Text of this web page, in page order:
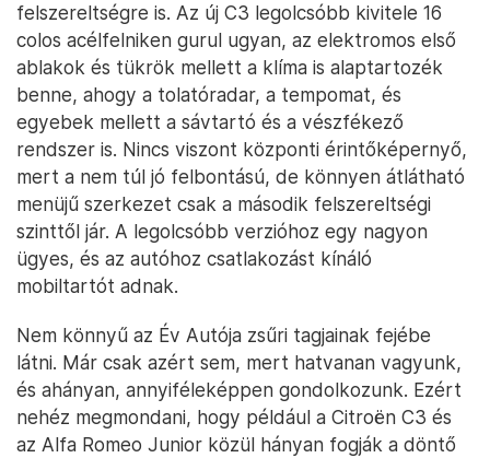
felszereltségre is. Az új C3 legolcsóbb kivitele 16
colos acélfelniken gurul ugyan, az elektromos első
ablakok és tükrök mellett a klíma is alaptartozék
benne, ahogy a tolatóradar, a tempomat, és
egyebek mellett a sávtartó és a vészfékező
rendszer is. Nincs viszont központi érintőképernyő,
mert a nem túl jó felbontású, de könnyen átlátható
menüjű szerkezet csak a második felszereltségi
szinttől jár. A legolcsóbb verzióhoz egy nagyon
ügyes, és az autóhoz csatlakozást kínáló
mobiltartót adnak.
Nem könnyű az Év Autója zsűri tagjainak fejébe
látni. Már csak azért sem, mert hatvanan vagyunk,
és ahányan, annyiféleképpen gondolkozunk. Ezért
nehéz megmondani, hogy például a Citroën C3 és
az Alfa Romeo Junior közül hányan fogják a döntő